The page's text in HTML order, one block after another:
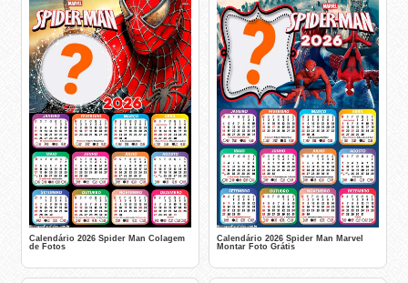
Calendário 2026 Spider Man Colagem
de Fotos
Calendário 2026 Spider Man Marvel
Montar Foto Grátis